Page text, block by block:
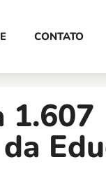
CONTATO
1.607